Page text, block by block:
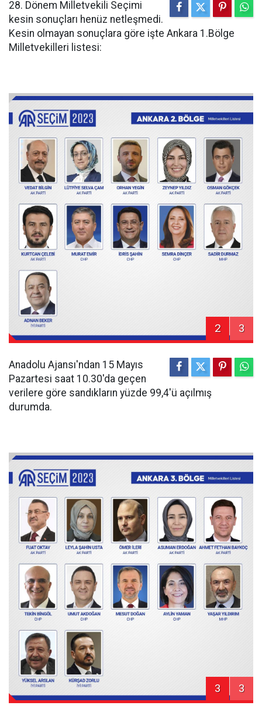
28. Dönem Milletvekili Seçimi
kesin sonuçları henüz netleşmedi.
Kesin olmayan sonuçlara göre işte Ankara 1.Bölge
Milletvekilleri listesi:
2 3
Anadolu Ajansı'ndan 15 Mayıs
Pazartesi saat 10.30'da geçen
verilere göre sandıkların yüzde 99,4'ü açılmış
durumda.
3 3